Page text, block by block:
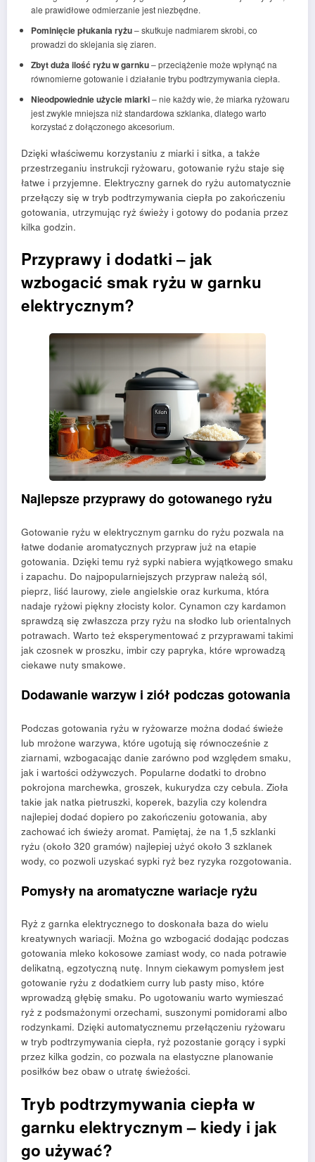
ale prawidłowe odmierzanie jest niezbędne.
Pominięcie płukania ryżu– skutkuje nadmiarem skrobi, co
prowadzi do sklejania się ziaren.
Zbyt duża ilość ryżu w garnku– przeciążenie może wpłynąć na
równomierne gotowanie i działanie trybu podtrzymywania ciepła.
Nieodpowiednie użycie miarki– nie każdy wie, że miarka ryżowaru
jest zwykle mniejsza niż standardowa szklanka, dlatego warto
korzystać z dołączonego akcesorium.
Dzięki właściwemu korzystaniu z miarki i sitka, a także
przestrzeganiu instrukcji ryżowaru, gotowanie ryżu staje się
łatwe i przyjemne. Elektryczny garnek do ryżu automatycznie
przełączy się w tryb podtrzymywania ciepła po zakończeniu
gotowania, utrzymując ryż świeży i gotowy do podania przez
kilka godzin.
Przyprawy i dodatki – jak
wzbogacić smak ryżu w garnku
elektrycznym?
Najlepsze przyprawy do gotowanego ryżu
Gotowanie ryżu w elektrycznym garnku do ryżu pozwala na
łatwe dodanie aromatycznych przypraw już na etapie
gotowania. Dzięki temu ryż sypki nabiera wyjątkowego smaku
i zapachu. Do najpopularniejszych przypraw należą sól,
pieprz, liść laurowy, ziele angielskie oraz kurkuma, która
nadaje ryżowi piękny złocisty kolor. Cynamon czy kardamon
sprawdzą się zwłaszcza przy ryżu na słodko lub orientalnych
potrawach. Warto też eksperymentować z przyprawami takimi
jak czosnek w proszku, imbir czy papryka, które wprowadzą
ciekawe nuty smakowe.
Dodawanie warzyw i ziół podczas gotowania
Podczas gotowania ryżu w ryżowarze można dodać świeże
lub mrożone warzywa, które ugotują się równocześnie z
ziarnami, wzbogacając danie zarówno pod względem smaku,
jak i wartości odżywczych. Popularne dodatki to drobno
pokrojona marchewka, groszek, kukurydza czy cebula. Zioła
takie jak natka pietruszki, koperek, bazylia czy kolendra
najlepiej dodać dopiero po zakończeniu gotowania, aby
zachować ich świeży aromat. Pamiętaj, że na 1,5 szklanki
ryżu (około 320 gramów) najlepiej użyć około 3 szklanek
wody, co pozwoli uzyskać sypki ryż bez ryzyka rozgotowania.
Pomysły na aromatyczne wariacje ryżu
Ryż z garnka elektrycznego to doskonała baza do wielu
kreatywnych wariacji. Można go wzbogacić dodając podczas
gotowania mleko kokosowe zamiast wody, co nada potrawie
delikatną, egzotyczną nutę. Innym ciekawym pomysłem jest
gotowanie ryżu z dodatkiem curry lub pasty miso, które
wprowadzą głębię smaku. Po ugotowaniu warto wymieszać
ryż z podsmażonymi orzechami, suszonymi pomidorami albo
rodzynkami. Dzięki automatycznemu przełączeniu ryżowaru
w tryb podtrzymywania ciepła, ryż pozostanie gorący i sypki
przez kilka godzin, co pozwala na elastyczne planowanie
posiłków bez obaw o utratę świeżości.
Tryb podtrzymywania ciepła w
garnku elektrycznym – kiedy i jak
go używać?